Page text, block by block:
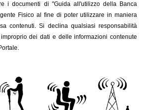
i documenti di "Guida all'utilizzo della Banca
Fisico al fine di poter utilizzare in maniera
contenuti. Si declina qualsiasi responsabilità
dei dati e delle informazioni contenute